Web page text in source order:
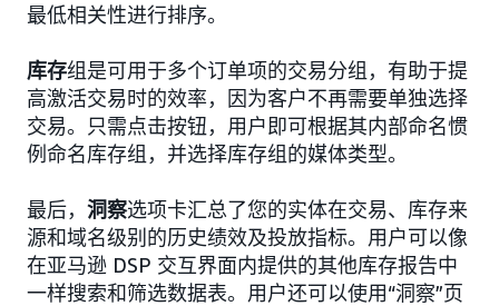
最低相关性进行排序。
库存组是可用于多个订单项的交易分组，有助于提
高激活交易时的效率，因为客户不再需要单独选择
交易。只需点击按钮，用户即可根据其内部命名惯
例命名库存组，并选择库存组的媒体类型。
最后， 洞察选项卡汇总了您的实体在交易、库存来
源和域名级别的历史绩效及投放指标。用户可以像
在亚马逊 DSP 交互界面内提供的其他库存报告中
一样搜索和筛选数据表。用户还可以使用“洞察”页